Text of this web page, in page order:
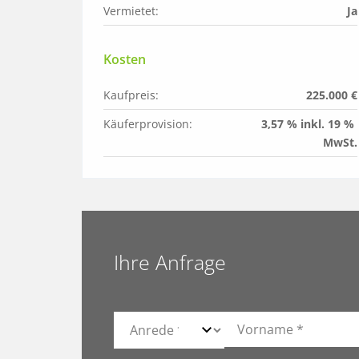
Vermietet:
Ja
Kosten
Kaufpreis:
225.000 €
Käuferprovision:
3,57 % inkl. 19 %
MwSt.
Ihre Anfrage